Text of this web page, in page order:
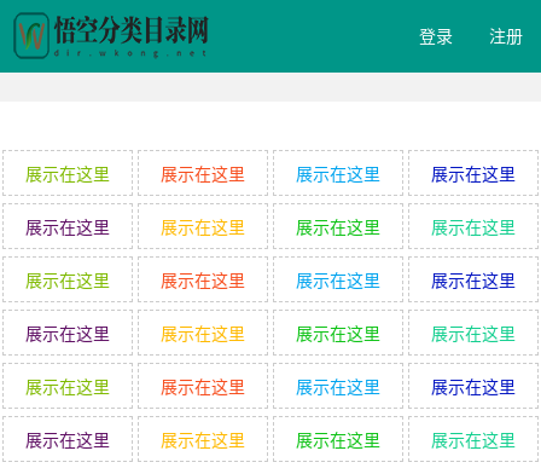
登录 注册
展示在这里 展示在这里 展示在这里 展示在这里
展示在这里 展示在这里 展示在这里 展示在这里
展示在这里 展示在这里 展示在这里 展示在这里
展示在这里 展示在这里 展示在这里 展示在这里
展示在这里 展示在这里 展示在这里 展示在这里
展示在这里 展示在这里 展示在这里 展示在这里